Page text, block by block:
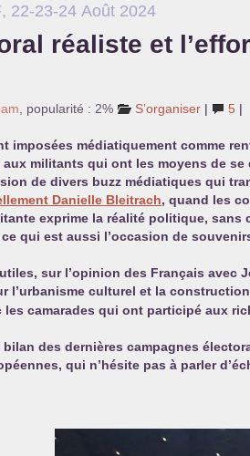
, 22-23-24 Août 2024
réaliste et
popularité : 2% S’organiser | 5 |
imposées médiatiquement comme
militants qui ont les moyens de
de divers buzz médiatiques qui
Danielle Bleitrach, quand les
exprime la réalité politique, sans
qui est aussi l’occasion de
sur l’opinion des Français avec
l’urbanisme culturel et la
les camarades qui ont participé aux
des dernières campagnes
qui n’hésite pas à parler